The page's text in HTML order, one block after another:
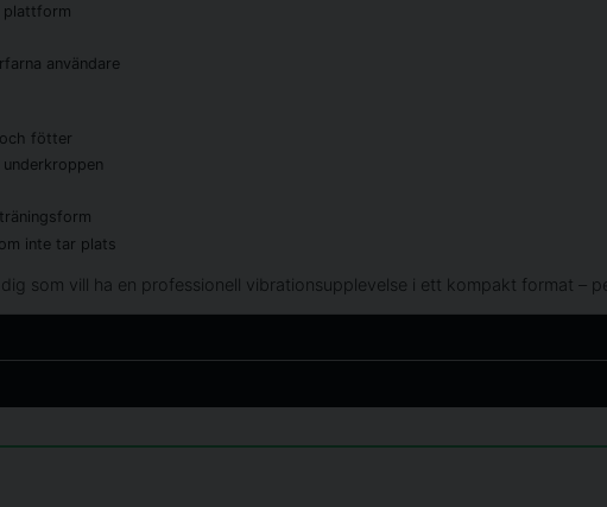
plattform
användare
fötter
inte tar plats
som vill ha en professionell vibrationsupplevelse i ett kompakt format –
produkten...